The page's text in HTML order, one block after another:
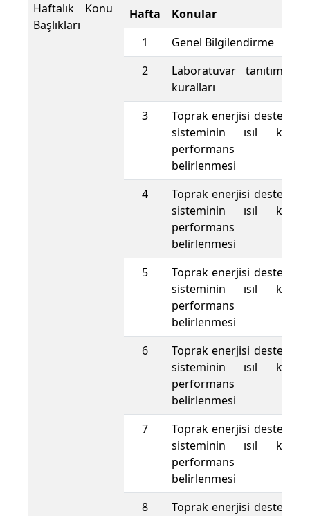
Haftalık Konu
Başlıkları
Hafta
Konular
1
Genel Bilgilendirme
2
Laboratuvar tanıtımı
kuralları
3
Toprak enerjisi destekli
sisteminin ısıl
performans
belirlenmesi
4
Toprak enerjisi destekli
sisteminin ısıl
performans
belirlenmesi
5
Toprak enerjisi destekli
sisteminin ısıl
performans
belirlenmesi
6
Toprak enerjisi destekli
sisteminin ısıl
performans
belirlenmesi
7
Toprak enerjisi destekli
sisteminin ısıl
performans
belirlenmesi
8
Toprak enerjisi destekli